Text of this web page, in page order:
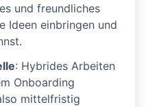
und freundliches
Ideen einbringen und
: Hybrides Arbeiten
Onboarding
mittelfristig